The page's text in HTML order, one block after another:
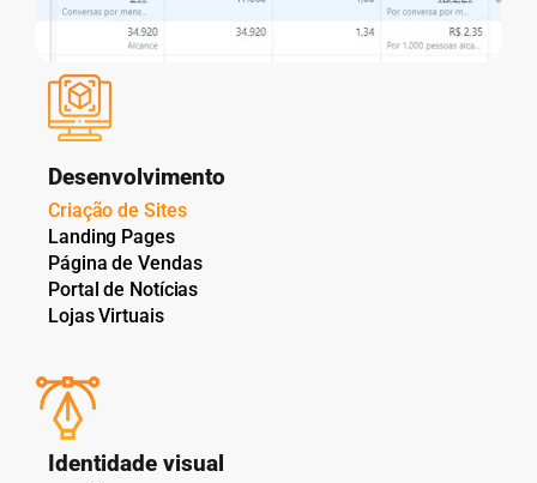
Desenvolvimento
Criação de Sites
Landing Pages
Página de Vendas
Portal de Notícias
Lojas Virtuais
Identidade visual